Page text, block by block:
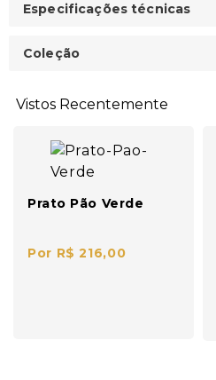
Especificações técnicas
Coleção
Vistos Recentemente
Prato Pão Verde
Por R$ 216,00